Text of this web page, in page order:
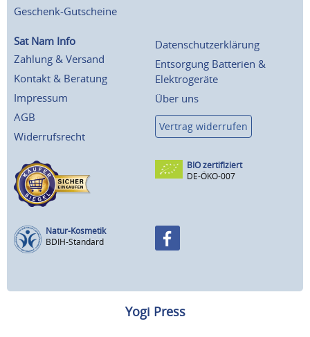
Geschenk-Gutscheine
Sat Nam Info
Zahlung & Versand
Kontakt & Beratung
Impressum
AGB
Widerrufsrecht
Datenschutzerklärung
Entsorgung Batterien &
Elektrogeräte
Über uns
Vertrag widerrufen
BIO zertifiziert
DE-ÖKO-007
Natur-Kosmetik
BDIH-Standard
Yogi Press